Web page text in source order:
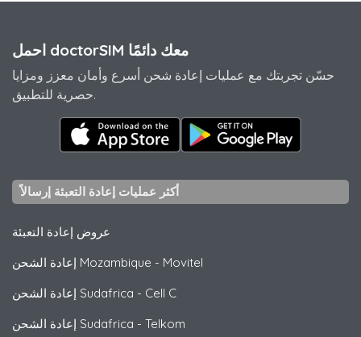
احمل doctorSIM معك دائمًا
حسّن تجربتك مع عمليات إعادة شحن أسرع وأمان معزز ومزايا
حصرية للتطبيق.
أكثر عمليات إعادة التعبئة إرسالاً
عروض إعادة التعبئة
إعادة الشحن Mozambique - Movitel
إعادة الشحن Sudafrica - Cell C
إعادة الشحن Sudafrica - Telkom